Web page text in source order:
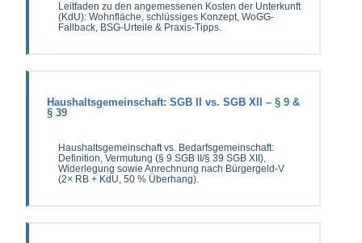
Leitfaden zu den angemessenen Kosten der Unterkunft
(KdU): Wohnfläche, schlüssiges Konzept, WoGG-
Fallback, BSG-Urteile & Praxis-Tipps.
Haushaltsgemeinschaft: SGB II vs. SGB XII – § 9 &
§ 39
Haushaltsgemeinschaft vs. Bedarfsgemeinschaft:
Definition, Vermutung (§ 9 SGB II/§ 39 SGB XII),
Widerlegung sowie Anrechnung nach Bürgergeld-V
(2× RB + KdU, 50 % Überhang).